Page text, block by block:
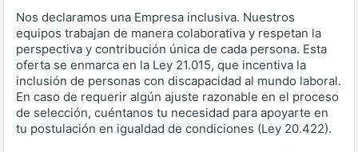
Nos declaramos una Empresa inclusiva. Nuestros
equipos trabajan de manera colaborativa y respetan la
perspectiva y contribución única de cada persona. Esta
oferta se enmarca en la Ley 21.015, que incentiva la
inclusión de personas con discapacidad al mundo laboral.
En caso de requerir algún ajuste razonable en el proceso
de selección, cuéntanos tu necesidad para apoyarte en
tu postulación en igualdad de condiciones (Ley 20.422).